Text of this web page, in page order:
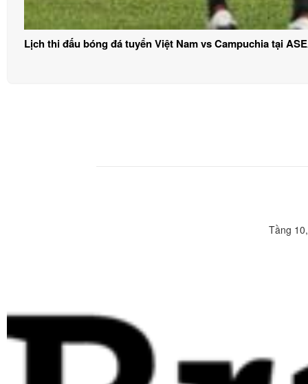
Lịch thi đấu bóng đá tuyển Việt Nam vs Campuchia tại
Tầng